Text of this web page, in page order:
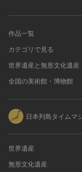
作品一覧
カテゴリで見る
世界遺産と無形文化遺産
全国の美術館・博物館
日本列島タイムマ
世界遺産
無形文化遺産